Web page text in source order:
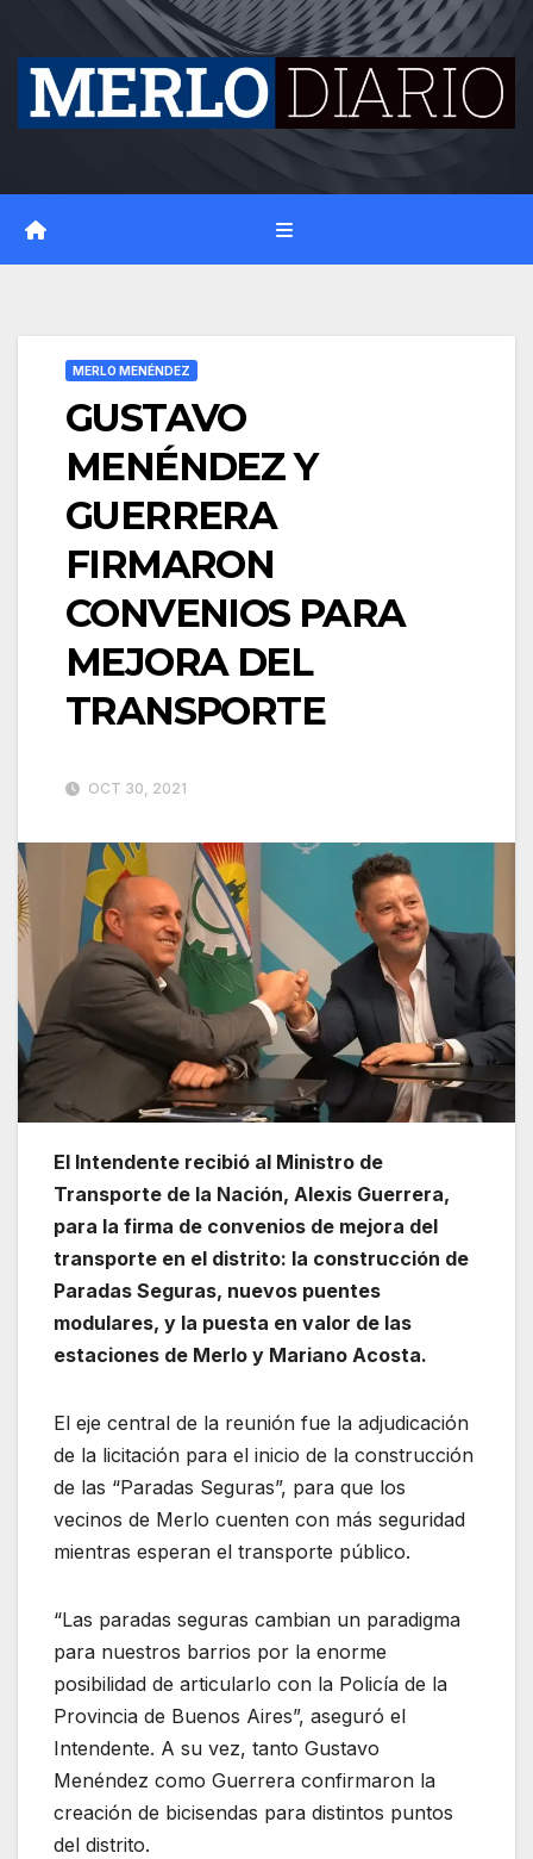
content
MERLO MENÉNDEZ
GUSTAVO
MENÉNDEZ Y
GUERRERA
FIRMARON
CONVENIOS PARA
MEJORA DEL
TRANSPORTE
OCT 30, 2021
El Intendente recibió al Ministro de
Transporte de la Nación, Alexis Guerrera,
para la firma de convenios de mejora del
transporte en el distrito: la construcción de
Paradas Seguras, nuevos puentes
modulares, y la puesta en valor de las
estaciones de Merlo y Mariano Acosta.
El eje central de la reunión fue la adjudicación
de la licitación para el inicio de la construcción
de las “Paradas Seguras”, para que los
vecinos de Merlo cuenten con más seguridad
mientras esperan el transporte público.
“Las paradas seguras cambian un paradigma
para nuestros barrios por la enorme
posibilidad de articularlo con la Policía de la
Provincia de Buenos Aires”, aseguró el
Intendente. A su vez, tanto Gustavo
Menéndez como Guerrera confirmaron la
creación de bicisendas para distintos puntos
del distrito.